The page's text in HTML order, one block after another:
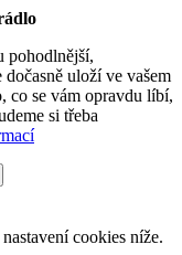
pohodlnější,
uloží ve vašem
co se vám opravdu líbí,
si třeba
cookies níže.